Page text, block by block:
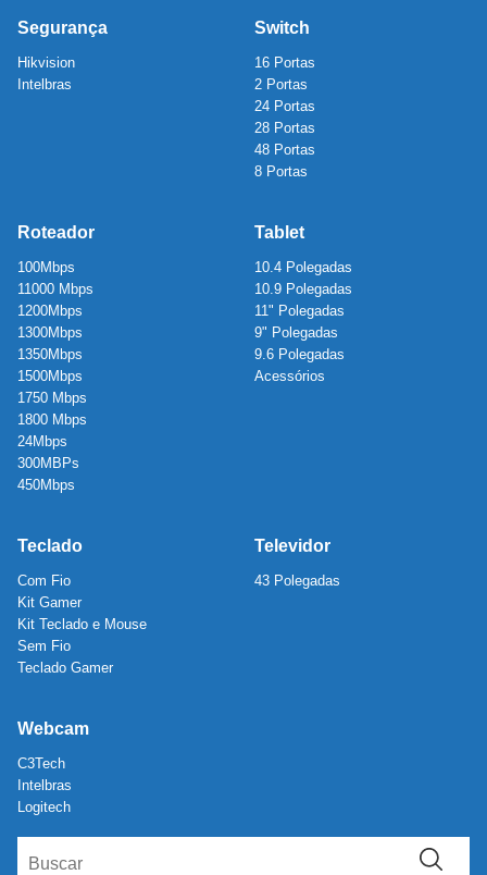
Segurança
Hikvision
Intelbras
Switch
16 Portas
2 Portas
24 Portas
28 Portas
48 Portas
8 Portas
Roteador
100Mbps
11000 Mbps
1200Mbps
1300Mbps
1350Mbps
1500Mbps
1750 Mbps
1800 Mbps
24Mbps
300MBPs
450Mbps
Tablet
10.4 Polegadas
10.9 Polegadas
11" Polegadas
9" Polegadas
9.6 Polegadas
Acessórios
Teclado
Com Fio
Kit Gamer
Kit Teclado e Mouse
Sem Fio
Teclado Gamer
Televidor
43 Polegadas
Webcam
C3Tech
Intelbras
Logitech